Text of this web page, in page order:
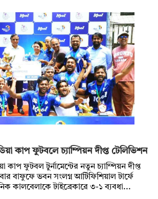
কাপ ফুটবলে চ্যাম্পিয়ন দীপ্ত টেলিভিশন
ফুটবল টুর্নামেন্টের নতুন চ্যাম্পিয়ন দীপ্ত
বাফুফে ভবন সংলগ্ন আর্টিফিশিয়াল টার্ফে
কালবেলাকে টাইব্রেকারে ৩-১ ব্যবধা...